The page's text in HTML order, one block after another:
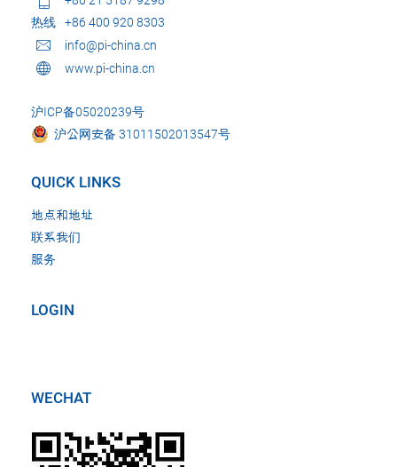
热线
+86 400 920 8303
info@pi-china.cn
www.pi-china.cn
沪ICP备05020239号
沪公网安备 31011502013547号
QUICK LINKS
地点和地址
联系我们
服务
LOGIN
WECHAT